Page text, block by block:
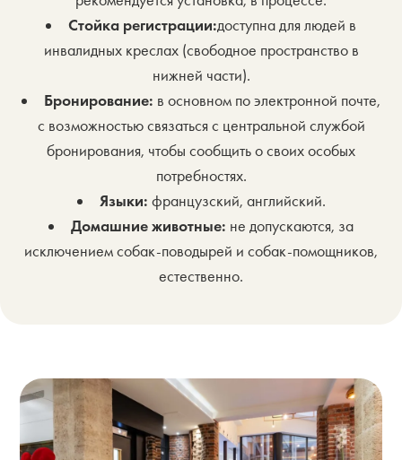
Стойка регистрации:доступна для людей в
инвалидных креслах (свободное пространство в
нижней части).
Бронирование: в основном по электронной почте,
с возможностью связаться с центральной службой
бронирования, чтобы сообщить о своих особых
потребностях.
Языки: французский, английский.
Домашние животные: не допускаются, за
исключением собак-поводырей и собак-помощников,
естественно.